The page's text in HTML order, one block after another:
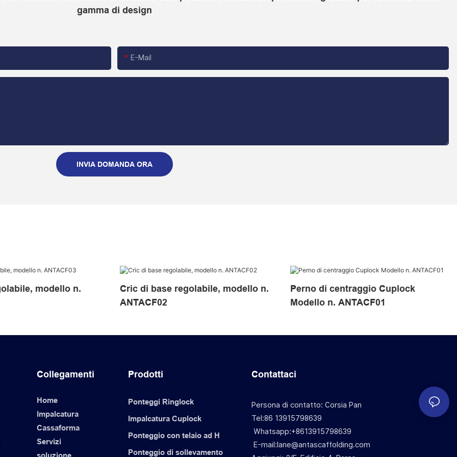
gamma di design
E-Mail
INVIA DOMANDA ORA
modello n.
Cric di base regolabile, modello n.
ANTACF02
Perno di centraggio Cuplock
Modello n. ANTACF01
Collegamenti
Home
Impalcatura
Cassaforma
Servizi
Prodotti
Ponteggi Ringlock
Impalcatura Cuplock
Ponteggio con telaio ad H
Ponteggio di sollevamento
Contattaci
Persona di contatto: Corsia Pan
Tel:86 13915798639
Whatsapp:+8613915798639
E-mail:lane@antascaffolding.com